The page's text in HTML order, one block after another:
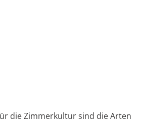
die Zimmerkultur sind die Arten